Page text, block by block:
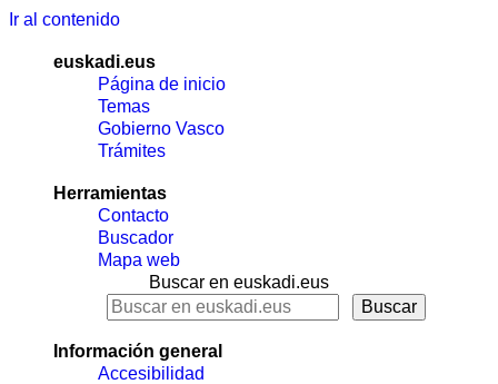
Ir al contenido
euskadi.eus
Página de inicio
Temas
Gobierno Vasco
Trámites
Herramientas
Contacto
Buscador
Mapa web
Buscar en euskadi.eus
Información general
Accesibilidad